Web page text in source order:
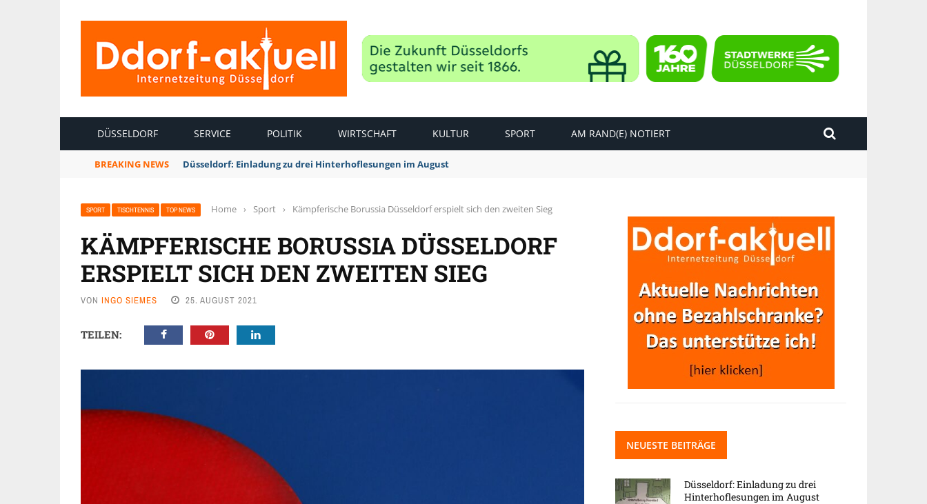
DÜSSELDORF SERVICE POLITIK WIRTSCHAFT KULTUR SPORT AM RAND(E) NOTIERT
BREAKING NEWS Düsseldorf: Einladung zu drei Hinterhoflesungen im August
SPORT TISCHTENNIS TOP NEWS Home › Sport › Kämpferische Borussia Düsseldorf erspielt sich den zweiten Sieg
KÄMPFERISCHE BORUSSIA DÜSSELDORF
ERSPIELT SICH DEN ZWEITEN SIEG
VON INGO SIEMES 25. AUGUST 2021
TEILEN:
NEUESTE BEITRÄGE
Düsseldorf: Einladung zu drei
Hinterhoflesungen im August